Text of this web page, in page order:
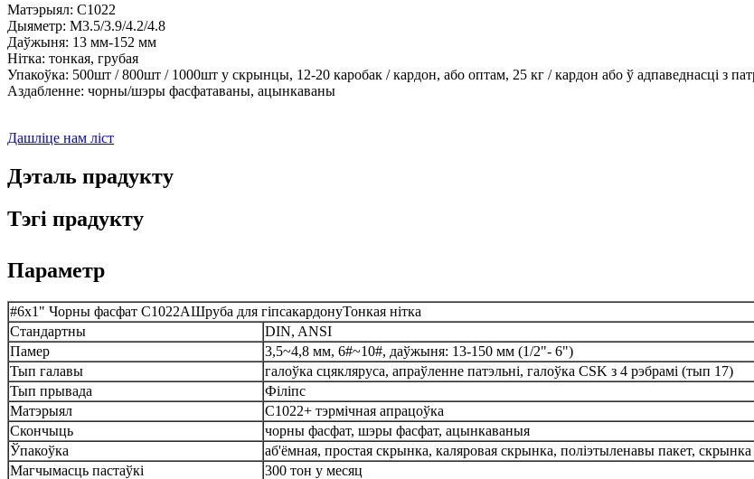
Матэрыял: C1022
Дыяметр: M3.5/3.9/4.2/4.8
Даўжыня: 13 мм-152 мм
Нітка: тонкая, грубая
Упакоўка: 500шт / 800шт / 1000шт у скрынцы, 12-20 каробак / кардон, або оптам, 25 кг / кардон або ў адпаведнасці з
Аздабленне: чорны/шэры фасфатаваны, ацынкаваны
Дашліце нам ліст
Дэталь прадукту
Тэгі прадукту
Параметр
#6x1" Чорны фасфат C1022AШруба для гіпсакардонуТонкая нітка
Стандартны
DIN, ANSI
Памер
3,5~4,8 мм, 6#~10#, даўжыня: 13-150 мм (1/2"- 6")
Тып галавы
галоўка сцякляруса, апраўленне патэльні, галоўка CSK з 4 рэбрамі (тып 17)
Тып прывада
Філіпс
Матэрыял
C1022+ тэрмічная апрацоўка
Скончыць
чорны фасфат, шэры фасфат, ацынкаваныя
Ўпакоўка
аб'ёмная, простая скрынка, каляровая скрынка, поліэтыленавы пакет,
Магчымасць пастаўкі
300 тон у месяц